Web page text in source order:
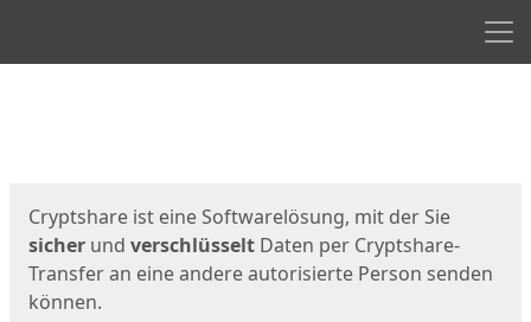
Cryptshare ist eine Softwarelösung, mit der Sie
sicher und verschlüsselt Daten per Cryptshare-
Transfer an eine andere autorisierte Person senden
können.